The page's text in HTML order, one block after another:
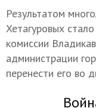
Результатом
Хетагуровых
комиссии
администрации
перенести его во